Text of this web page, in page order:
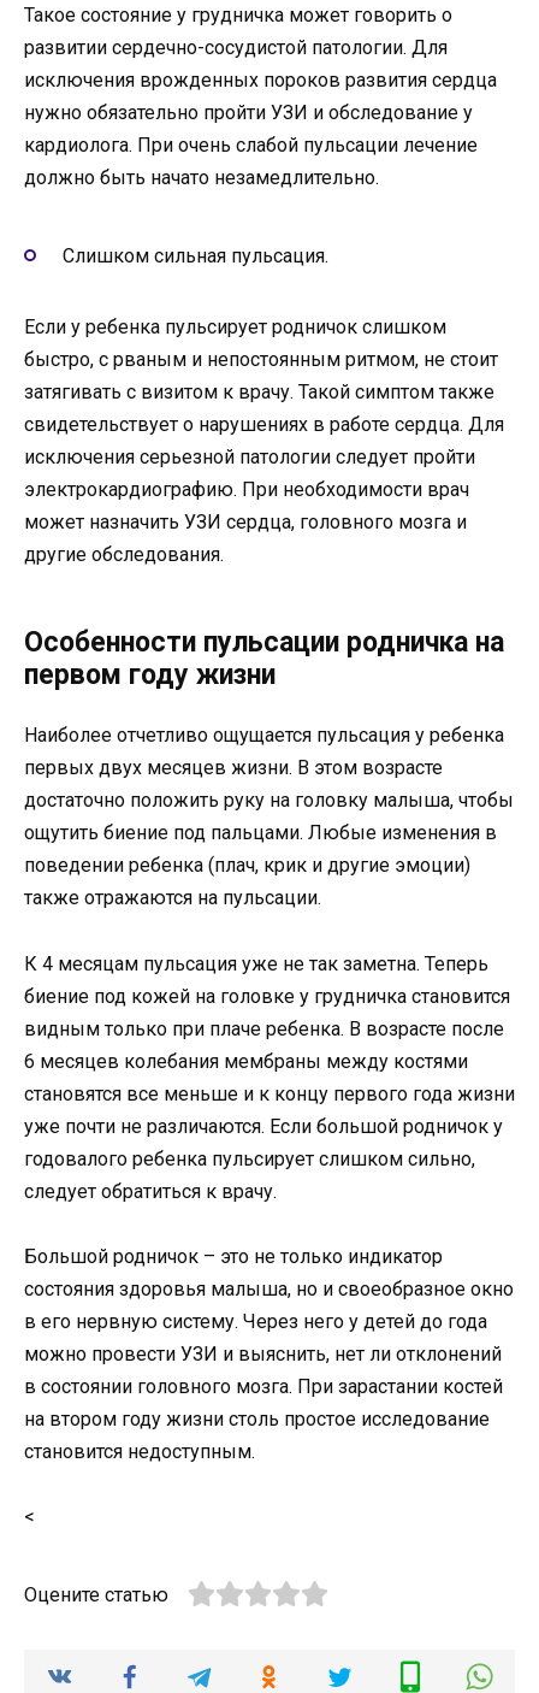
Такое состояние у грудничка может говорить о
развитии сердечно-сосудистой патологии. Для
исключения врожденных пороков развития сердца
нужно обязательно пройти УЗИ и обследование у
кардиолога. При очень слабой пульсации лечение
должно быть начато незамедлительно.
Слишком сильная пульсация.
Если у ребенка пульсирует родничок слишком
быстро, с рваным и непостоянным ритмом, не стоит
затягивать с визитом к врачу. Такой симптом также
свидетельствует о нарушениях в работе сердца. Для
исключения серьезной патологии следует пройти
электрокардиографию. При необходимости врач
может назначить УЗИ сердца, головного мозга и
другие обследования.
Особенности пульсации родничка на
первом году жизни
Наиболее отчетливо ощущается пульсация у ребенка
первых двух месяцев жизни. В этом возрасте
достаточно положить руку на головку малыша, чтобы
ощутить биение под пальцами. Любые изменения в
поведении ребенка (плач, крик и другие эмоции)
также отражаются на пульсации.
К 4 месяцам пульсация уже не так заметна. Теперь
биение под кожей на головке у грудничка становится
видным только при плаче ребенка. В возрасте после
6 месяцев колебания мембраны между костями
становятся все меньше и к концу первого года жизни
уже почти не различаются. Если большой родничок у
годовалого ребенка пульсирует слишком сильно,
следует обратиться к врачу.
Большой родничок – это не только индикатор
состояния здоровья малыша, но и своеобразное окно
в его нервную систему. Через него у детей до года
можно провести УЗИ и выяснить, нет ли отклонений
в состоянии головного мозга. При зарастании костей
на втором году жизни столь простое исследование
становится недоступным.
<
Оцените статью